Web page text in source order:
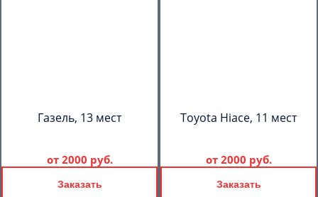
Газель, 13 мест
от 2000 руб.
Заказать
Toyota Hiace, 11 мест
от 2000 руб.
Заказать